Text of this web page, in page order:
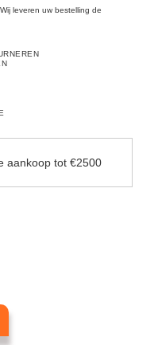
leveren uw bestelling de
aankoop tot €2500